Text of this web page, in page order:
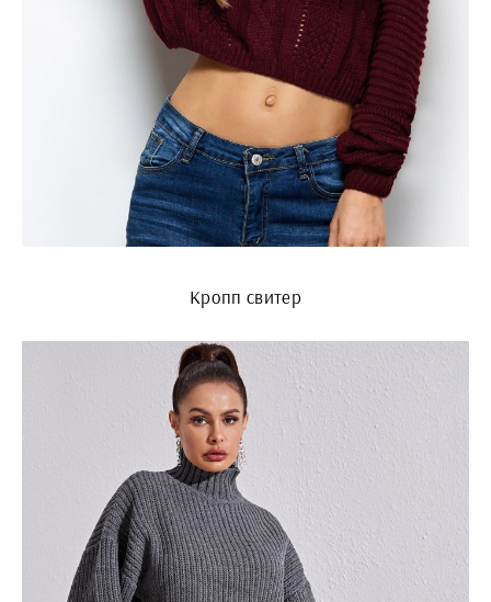
Кропп свитер